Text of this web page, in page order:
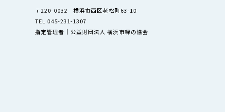
〒220-0032 横浜市西区老松町63-10
TEL 045-231-1307
指定管理者｜公益財団法人 横浜市緑の協会